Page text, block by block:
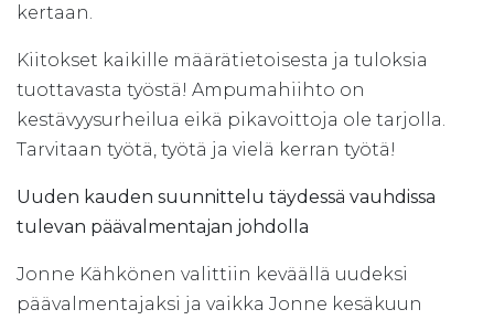
kertaan.
Kiitokset kaikille määrätietoisesta ja tuloksia
tuottavasta työstä! Ampumahiihto on
kestävyysurheilua eikä pikavoittoja ole tarjolla.
Tarvitaan työtä, työtä ja vielä kerran työtä!
Uuden kauden suunnittelu täydessä vauhdissa
tulevan päävalmentajan johdolla
Jonne Kähkönen valittiin keväällä uudeksi
päävalmentajaksi ja vaikka Jonne kesäkuun